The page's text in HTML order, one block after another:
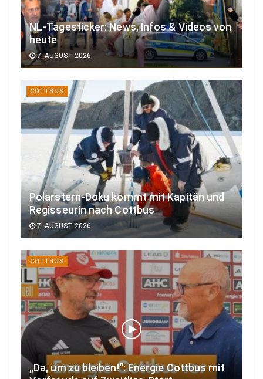
NL-Tagesticker: News, Infos & Videos von
heute
7. AUGUST 2026
COTTBUS
Polarstern-Doku kommt mit Kapitän und
Regisseurin nach Cottbus
7. AUGUST 2026
COTTBUS
„Da, um zu bleiben!“: Energie Cottbus mit